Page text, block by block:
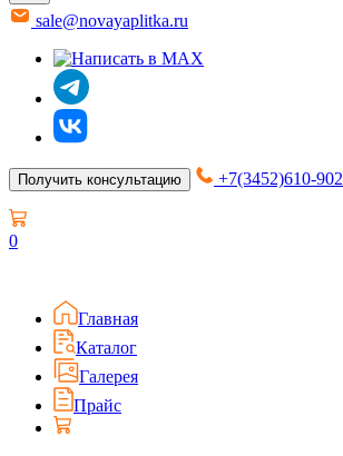
sale@novayaplitka.ru
Получить консультацию +7(3452)610-902
0
Главная
Каталог
Галерея
Прайс